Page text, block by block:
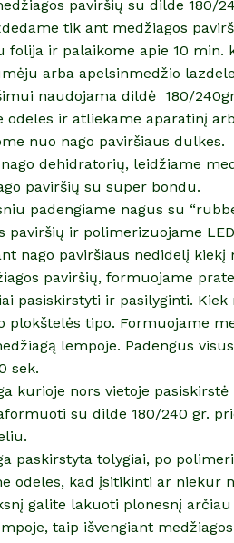
paviršių su dilde 180/
tik ant medžiagos
folija ir palaikome apie 10
arba apelsinmedžio
naudojama dildė 180/
odeles ir atliekame aparatinį
nuo nago paviršiaus dulkes.
dehidratorių, leidžiame
paviršių su super bondu.
padengiame nagus su
paviršių ir polimerizuojame
nago paviršiaus nedidelį
paviršių, formuojame
pasiskirstyti ir pasilyginti.
plokštelės tipo. Formuojame
lempoje. Padengus
sek.
kurioje nors vietoje
su dilde 180/240 gr.
paskirstyta tolygiai, po
odeles, kad įsitikinti ar niekur
galite lakuoti plonesnį
taip išvengiant